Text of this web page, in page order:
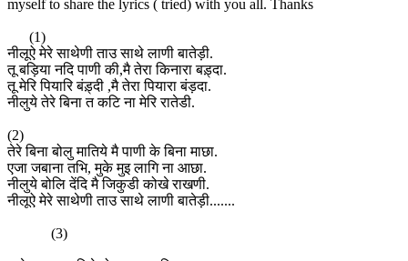
myself to share the lyrics ( tried) with you all. Thanks
(1)
नीलूऐ मेरे साथेणी ताउ साथे लाणी बातेड़ी.
तू बड़िया नदि पाणी की,मै तेरा किनारा बड़्दा.
तू मेरि पियारि बंड़्दी ,मै तेरा पियारा बंड़दा.
नीलुये तेरे बिना त कटि ना मेरि रातेडी.
(2)
तेरे बिना बोलु मातिये मै पाणी के बिना माछा.
एजा जबाना तभि, मुके मुइ लागि ना आछा.
नीलुये बोलि देंदि मै जिकुडी कोखे राखणी.
नीलूऐ मेरे साथेणी ताउ साथे लाणी बातेड़ी.......
(3)